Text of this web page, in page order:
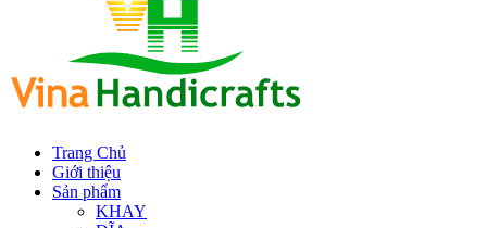
Trang Chủ
Giới thiệu
Sản phẩm
KHAY